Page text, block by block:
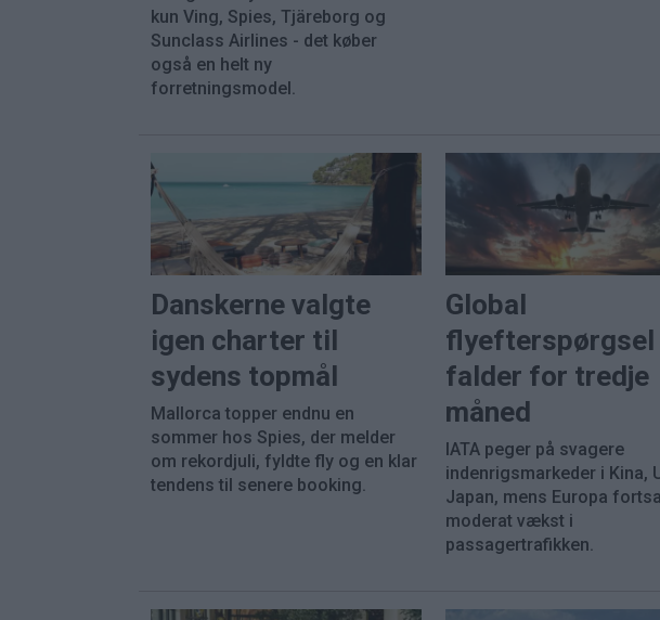
kun Ving, Spies, Tjäreborg og
Sunclass Airlines - det køber
også en helt ny
forretningsmodel.
Danskerne valgte
igen charter til
sydens topmål
Mallorca topper endnu en
sommer hos Spies, der melder
om rekordjuli, fyldte fly og en klar
tendens til senere booking.
Global
flyefterspørgsel
falder for tredje
måned
IATA peger på svagere
indenrigsmarkeder i Kina,
Japan, mens Europa
moderat vækst i
passagertrafikken.